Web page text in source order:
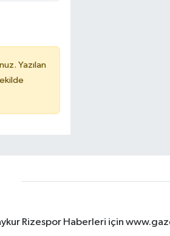
Yazılan
Rizespor Haberleri için